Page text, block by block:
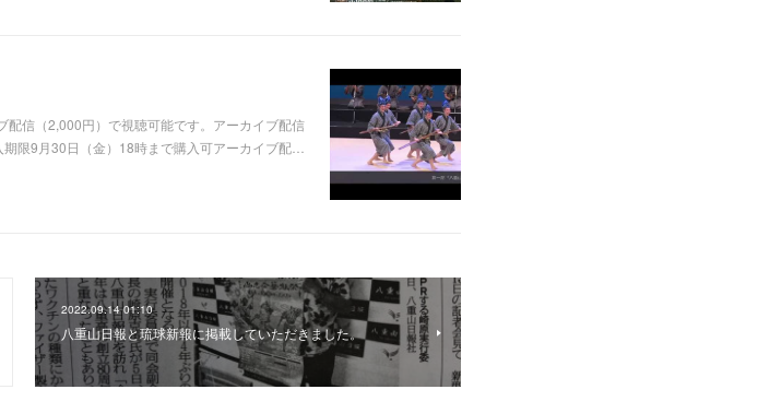
配信（2,000円）で視聴可能です。アーカイブ配信
限9月30日（金）18時まで購入可アーカイブ配…
2022.09.14 01:10
八重山日報と琉球新報に掲載していただきました。